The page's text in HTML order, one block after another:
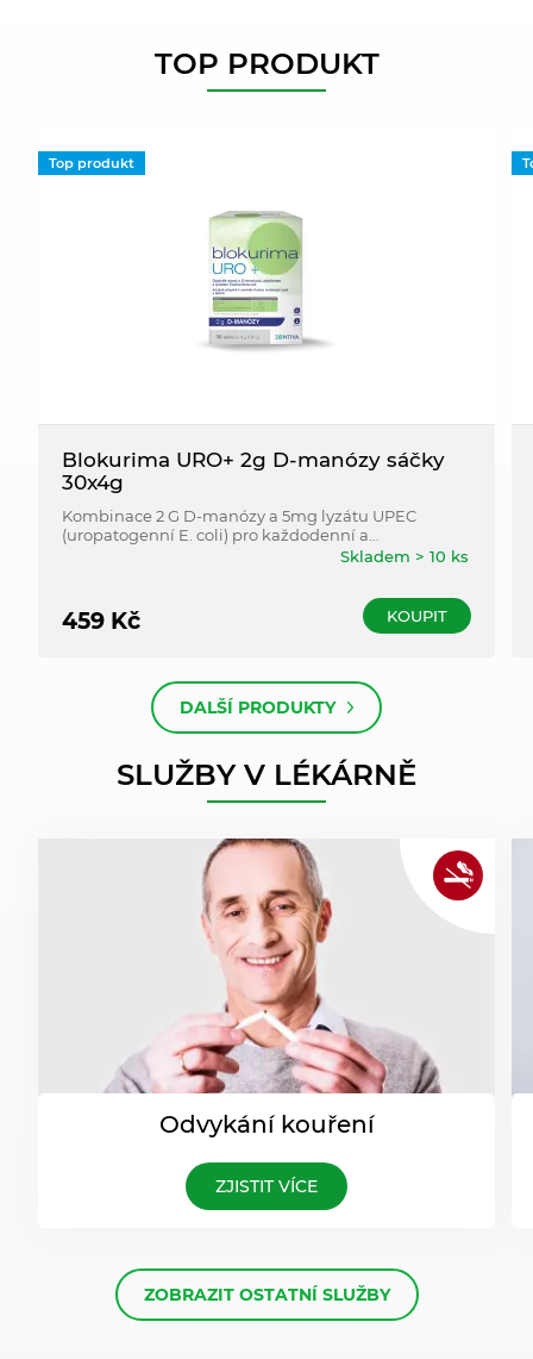
TOP PRODUKT
Top produkt
Blokurima URO+ 2g D-manózy sáčky
30x4g
Kombinace 2 G D-manózy a 5mg lyzátu UPEC
(uropatogenní E. coli) pro každodenní a
dlouhodobou podporu normální funkce močových
Skladem > 10 ks
459 Kč KOUPIT
DALŠÍ PRODUKTY
SLUŽBY V LÉKÁRNĚ
Odvykání kouření
ZJISTIT VÍCE
ZOBRAZIT OSTATNÍ SLUŽBY